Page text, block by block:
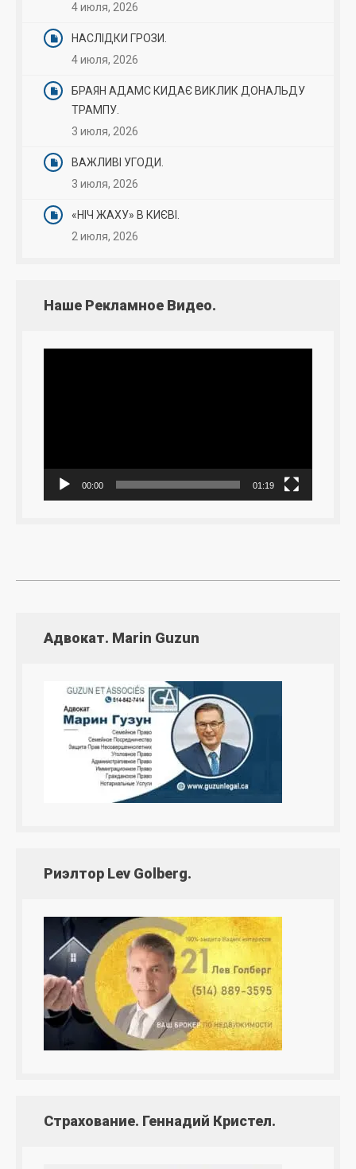
4 июля, 2026
НАСЛІДКИ ГРОЗИ.
4 июля, 2026
БРАЯН АДАМС КИДАЄ ВИКЛИК ДОНАЛЬДУ
ТРАМПУ.
3 июля, 2026
ВАЖЛИВІ УГОДИ.
3 июля, 2026
«НІЧ ЖАХУ» В КИЄВІ.
2 июля, 2026
Наше Рекламное Видео.
00:00 01:19
Адвокат. Marin Guzun
Риэлтор Lev Golberg.
Страхование. Геннадий Кристел.